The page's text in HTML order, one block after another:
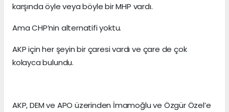
karşında öyle veya böyle bir MHP vardı.
Ama CHP’nin alternatifi yoktu.
AKP için her şeyin bir çaresi vardı ve çare de çok
kolayca bulundu.
AKP, DEM ve APO üzerinden İmamoğlu ve Özgür Özel’e